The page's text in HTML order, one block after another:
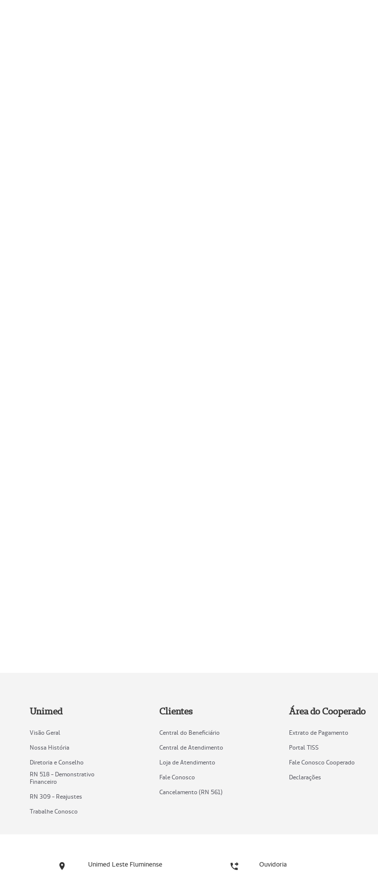
Unimed
Visão Geral
Nossa História
Diretoria e Conselho
RN 518 - Demonstrativo
Financeiro
RN 309 - Reajustes
Trabalhe Conosco
Clientes
Central do Beneficiário
Central de Atendimento
Loja de Atendimento
Fale Conosco
Cancelamento (RN 561)
Área do Cooperado
Extrato de Pagamento
Portal TISS
Fale Conosco Cooperado
Declarações
Unimed Leste Fluminense Ouvidoria